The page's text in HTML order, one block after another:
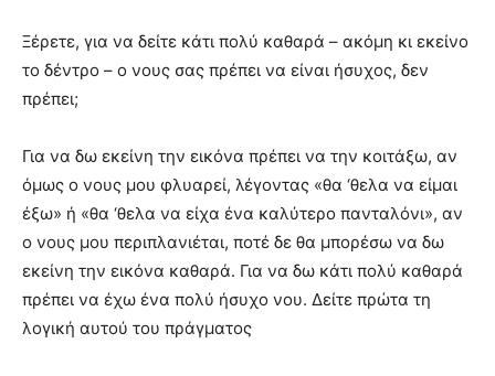
Ξέρετε, για να δείτε κάτι πολύ καθαρά – ακόμη κι εκείνο
το δέντρο – ο νους σας πρέπει να είναι ήσυχος, δεν
πρέπει;
Για να δω εκείνη την εικόνα πρέπει να την κοιτάξω, αν
όμως ο νους μου φλυαρεί, λέγοντας «θα ‘θελα να είμαι
έξω» ή «θα ‘θελα να είχα ένα καλύτερο πανταλόνι», αν
ο νους μου περιπλανιέται, ποτέ δε θα μπορέσω να δω
εκείνη την εικόνα καθαρά. Για να δω κάτι πολύ καθαρά
πρέπει να έχω ένα πολύ ήσυχο νου. Δείτε πρώτα τη
λογική αυτού του πράγματος